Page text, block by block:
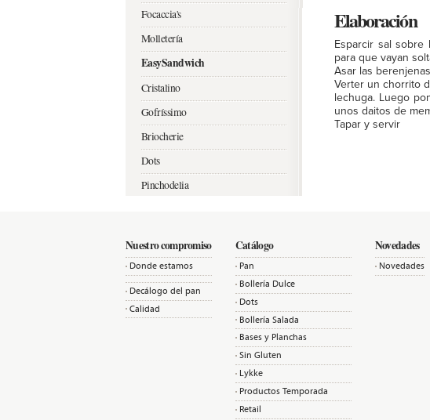
Focaccia's
Molletería
EasySandwich
Cristalino
Gofríssimo
Briocherie
Dots
Pinchodelia
Elaboración
Esparcir sal
para que vayan
Asar las
Verter un chorrito
lechuga. Luego
unos daitos de
Tapar y servir
Nuestro compromiso
Donde estamos
Decálogo del pan
Calidad
Catálogo
Pan
Bollería Dulce
Dots
Bollería Salada
Bases y Planchas
Sin Gluten
Lykke
Productos Temporada
Retail
Novedades
Novedades